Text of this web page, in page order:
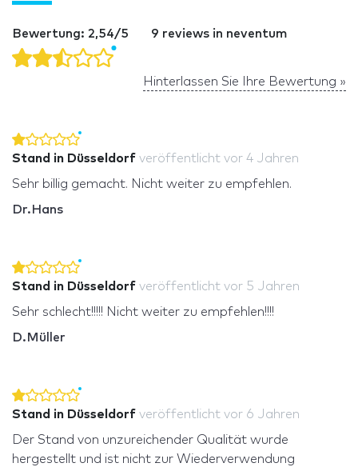
Bewertung: 2,54/5 9 reviews in neventum
Hinterlassen Sie Ihre Bewertung »
Stand in Düsseldorf veröffentlicht vor 4 Jahren
Sehr billig gemacht. Nicht weiter zu empfehlen.
Dr.Hans
Stand in Düsseldorf veröffentlicht vor 5 Jahren
Sehr schlecht!!!!! Nicht weiter zu empfehlen!!!!
D.Müller
Stand in Düsseldorf veröffentlicht vor 6 Jahren
Der Stand von unzureichender Qualität wurde
hergestellt und ist nicht zur Wiederverwendung